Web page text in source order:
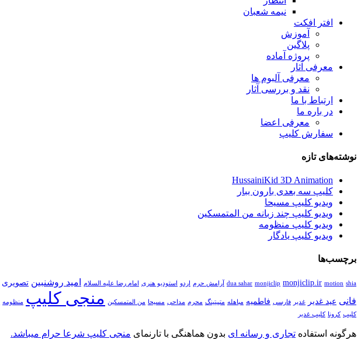
نیمه شعبان
افتر افکت
آموزش
پلاگین
پروژه آماده
معرفی آثار
معرفی آلبوم ها
نقد و بررسی آثار
ارتباط با ما
در باره ما
معرفی اعضا
سفارش کلیپ
نوشته‌های تازه
HussainiKid 3D Animation
کلیپ سه بعدی بارون ببار
ویدیو کلیپ مسیحا
ویدیو کلیپ چند زبانه من المتمسکین
ویدیو کلیپ منظومه
ویدیو کلیپ یادگار
برچسب‌ها
dua sahar monjiclip monjiclip.ir motion shia آرامش حرم اردو استودیو هنری امام رضا علیه السلام امید روشنبین تصویری
فانی عید غدیر غدیر فارسی فاطمیه مباهله متپیتینگ محرم مداحی مسیحا من المتمسکین منجی کلیپ منظومه
کلیپ کرونا کلیپ غدیر
هرگونه استفاده تجاری و رسانه ای بدون هماهنگی با تارنمای منجی کلیپ شرعا حرام میباشد.